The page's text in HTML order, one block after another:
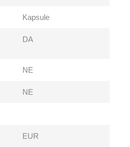
Kapsule
DA
NE
NE
EUR